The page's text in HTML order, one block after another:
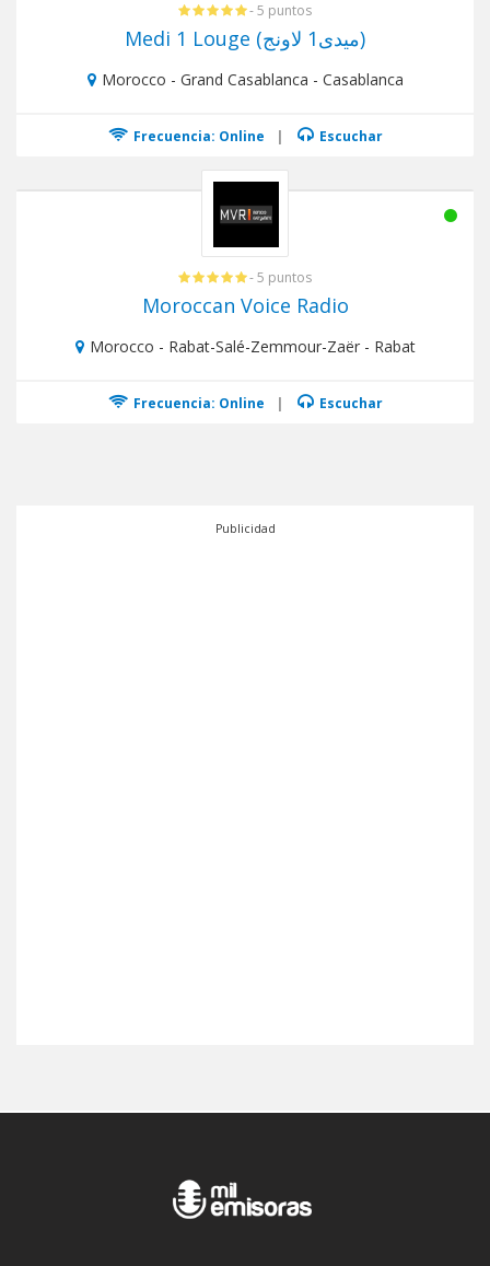
- 5 puntos
Medi 1 Louge (ميدى1 لاونج)
Morocco - Grand Casablanca - Casablanca
Frecuencia: Online | Escuchar
- 5 puntos
Moroccan Voice Radio
Morocco - Rabat-Salé-Zemmour-Zaër - Rabat
Frecuencia: Online | Escuchar
Publicidad